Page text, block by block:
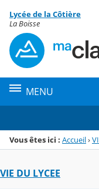
Menu de la rubrique
Contenu
Lycée de la Côtière
La Boisse
MENU
Vous êtes ici : Accueil›
VIE DU LYCEE